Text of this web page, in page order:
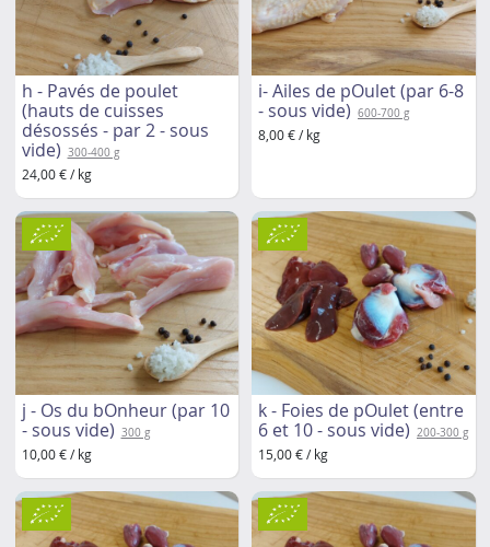
h - Pavés de poulet
(hauts de cuisses
désossés - par 2 - sous
vide) 300-400 g
24,00 € / kg
i- Ailes de pOulet (par 6-8
- sous vide) 600-700 g
8,00 € / kg
j - Os du bOnheur (par 10
- sous vide) 300 g
10,00 € / kg
k - Foies de pOulet (entre
6 et 10 - sous vide) 200-300 g
15,00 € / kg